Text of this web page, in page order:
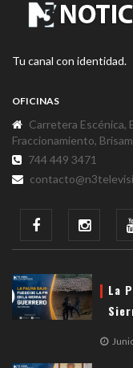
Tu canal con identidad.
OFICINAS
Carretera Escénica,
Fraccionamiento,
744 449 3471
La